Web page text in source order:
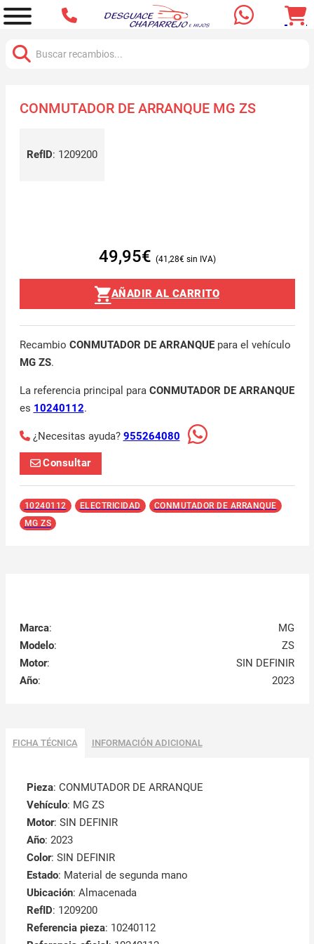
CONMUTADOR DE ARRANQUE MG ZS
RefID: 1209200
49,95€ 41,28€
AÑADIR AL CARRITO
Recambio CONMUTADOR DE ARRANQUEpara el vehículo
MG ZS.
La referencia principal para CONMUTADOR DE ARRANQUE
es 10240112.
¿Necesitas ayuda? 955264080
Consultar
10240112 ELECTRICIDAD
CONMUTADOR DE ARRANQUE
MG ZS
Marca:
MG
Modelo:
ZS
Motor:
SIN DEFINIR
Año: 2023
FICHA TÉCNICA INFORMACIÓN ADICIONAL
Pieza: CONMUTADOR DE ARRANQUE
Vehículo: MG ZS
Motor: SIN DEFINIR
Año: 2023
Color: SIN DEFINIR
Estado: Material de segunda mano
Ubicación: Almacenada
RefID: 1209200
Referencia pieza: 10240112